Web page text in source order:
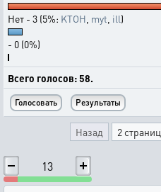
Нет - 3 (5%: KTOH myt ill)
- 0 (0%)
Всего голосов: 58.
Назад 2 страниц
13